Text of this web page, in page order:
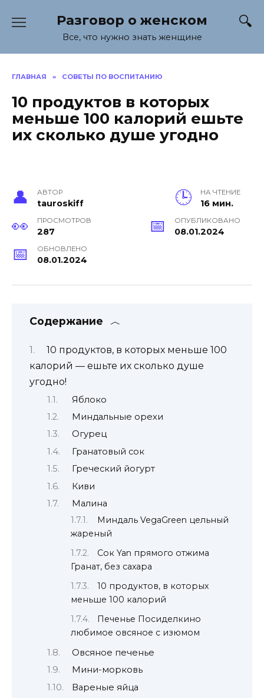
содержанию
Разговор о женском
Все, что нужно знать женщине
ГЛАВНАЯ » СОВЕТЫ ПО ВОСПИТАНИЮ
10 продуктов в которых
меньше 100 калорий ешьте
их сколько душе угодно
АВТОР
tauroskiff
НА ЧТЕНИЕ
16 мин.
ПРОСМОТРОВ
287
ОПУБЛИКОВАНО
08.01.2024
ОБНОВЛЕНО
08.01.2024
Содержание
10 продуктов, в которых меньше 100
калорий — ешьте их сколько душе
угодно!
Яблоко
Миндальные орехи
Огурец
Гранатовый сок
Греческий йогурт
Киви
Малина
Миндаль VegaGreen цельный
жареный
Сок Yan прямого отжима
Гранат, без сахара
10 продуктов, в которых
меньше 100 калорий
Печенье Посиделкино
любимое овсяное с изюмом
Овсяное печенье
Мини-морковь
Вареные яйца